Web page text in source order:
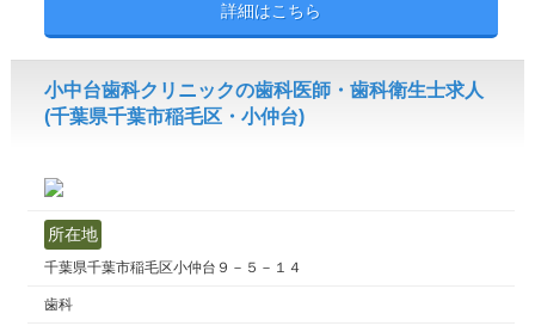
詳細はこちら
小中台歯科クリニックの歯科医師・歯科衛生士求人
(千葉県千葉市稲毛区・小仲台)
所在地
千葉県千葉市稲毛区小仲台９－５－１４
歯科